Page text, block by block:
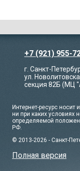
+7 (921) 955-
г. Санкт-
ул.
секция 82Б (МЦ
Интернет-ресурс
ни при каких условиях
определяемой
РФ.
© 2013-2026 - Санкт-
Полная версия